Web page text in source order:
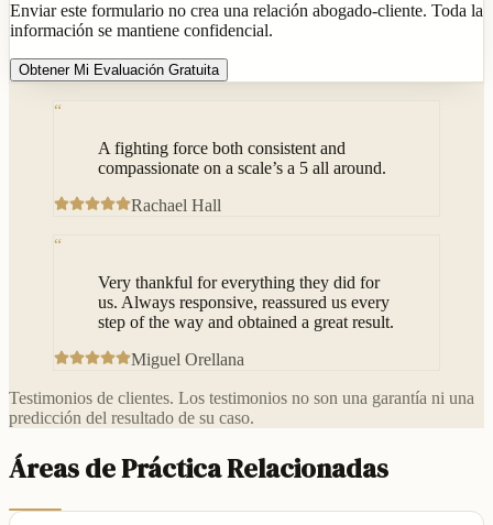
Enviar este formulario no crea una relación abogado-cliente. Toda la
información se mantiene confidencial.
Obtener Mi Evaluación Gratuita
“
A fighting force both consistent and
compassionate on a scale’s a 5 all around.
Rachael Hall
“
Very thankful for everything they did for
us. Always responsive, reassured us every
step of the way and obtained a great result.
Miguel Orellana
Testimonios de clientes. Los testimonios no son una garantía ni una
predicción del resultado de su caso.
Áreas de Práctica Relacionadas